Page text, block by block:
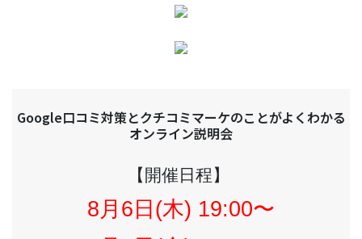
Google口コミ対策とクチコミマーケのことがよくわかる
オンライン説明会
【開催日程】
8月6日(木) 19:00〜